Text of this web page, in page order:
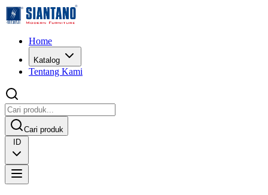
Home
Katalog
Tentang Kami
Cari produk
ID